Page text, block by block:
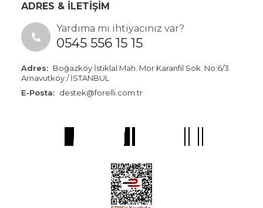
ADRES & İLETİŞİM
Yardıma mı ihtiyacınız var?
0545 556 15 15
Adres: Boğazköy İstiklal Mah. Mor Karanfil Sok. No:6/3
Arnavutköy / İSTANBUL
E-Posta: destek@forelli.com.tr